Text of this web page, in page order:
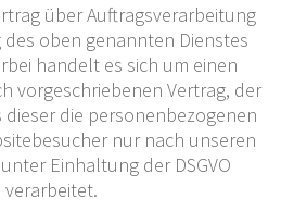
über Auftragsverarbeitung
des oben genannten Dienstes
handelt es sich um einen
vorgeschriebenen Vertrag, der
die personenbezogenen
nur nach unseren
Einhaltung der DSGVO
verarbeitet.